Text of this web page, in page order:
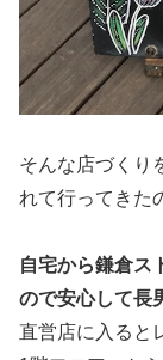
そんな店づくり
れて行ってきた
自宅から鎌倉ス
ので安心して長
直営店に入ると